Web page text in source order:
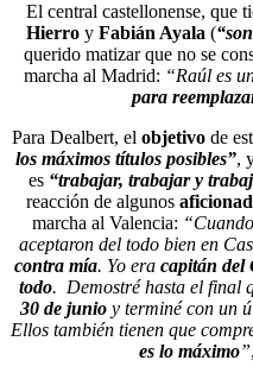
El central castellonense, que
Hierro y Fabián Ayala (
querido matizar que no se
marcha al Madrid: “Raúl es
para
Para Dealbert, el objetivo de
los máximos títulos posibles”,
es “trabajar, trabajar y
reacción de algunos
marcha al Valencia:
aceptaron del todo bien en
contra mía. Yo era capitán del
todo. Demostré hasta el final
30 de junioy terminé con un
Ellos también tienen que
es lo máximo”